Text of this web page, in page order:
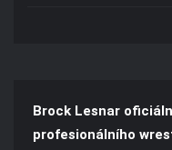
Brock Lesnar
profesionálního